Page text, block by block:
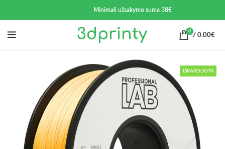
Minimali užsakymo suma 38€
0
/ 0.00€
IŠPARDUOTA